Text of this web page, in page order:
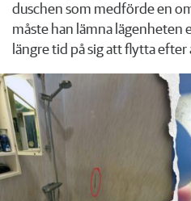
duschen som medförde en
måste han lämna lägenheten
längre tid på sig att flytta